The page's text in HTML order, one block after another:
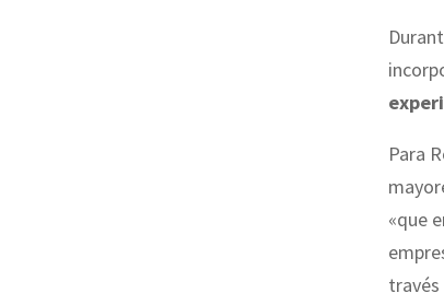
Para
«que
través